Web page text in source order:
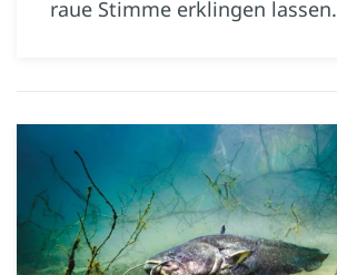
raue Stimme erklingen lassen.